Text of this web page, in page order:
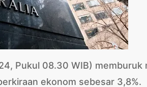
Pukul 08.30 WIB) memburuk
ekonom sebesar 3,8%.